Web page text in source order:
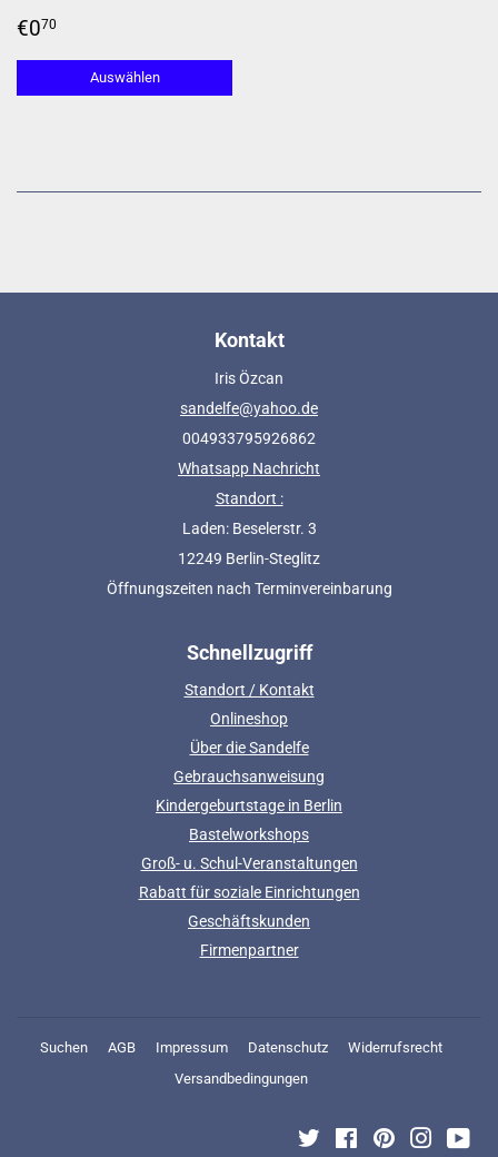
Normaler
€070
Auswählen
Kontakt
Iris Özcan
sandelfe@yahoo.de
004933795926862
Whatsapp Nachricht
Standort :
Laden: Beselerstr. 3
12249 Berlin-Steglitz
Öffnungszeiten nach Terminvereinbarung
Schnellzugriff
Standort / Kontakt
Onlineshop
Über die Sandelfe
Gebrauchsanweisung
Kindergeburtstage in Berlin
Bastelworkshops
Groß- u. Schul-Veranstaltungen
Rabatt für soziale Einrichtungen
Geschäftskunden
Firmenpartner
Suchen AGB Impressum Datenschutz
Widerrufsrecht
Versandbedingungen
Twitter FacebookPinterest